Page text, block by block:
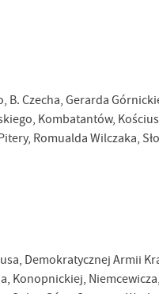
B. Czecha, Gerarda
Kombatantów,
Romualda Wilczaka,
Demokratycznej Armii
Konopnickiej,